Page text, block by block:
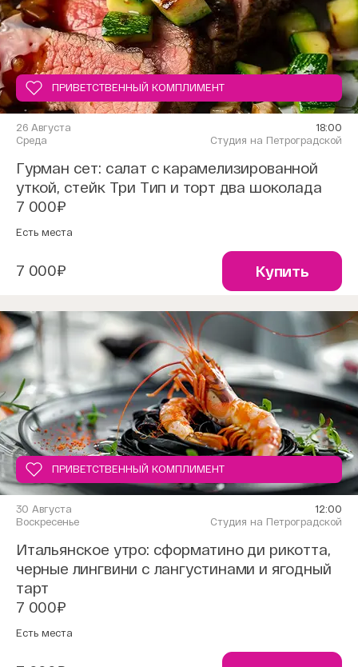
ПРИВЕТСТВЕННЫЙ КОМПЛИМЕНТ
26 Августа
Среда
18:00
Студия на Петроградской
Гурман сет: салат с карамелизированной
уткой, стейк Три Тип и торт два шоколада
7 000₽
Есть места
7 000₽ Купить
ПРИВЕТСТВЕННЫЙ КОМПЛИМЕНТ
30 Августа
Воскресенье
12:00
Студия на Петроградской
Итальянское утро: cформатино ди рикотта,
черные лингвини с лангустинами и ягодный
тарт
7 000₽
Есть места